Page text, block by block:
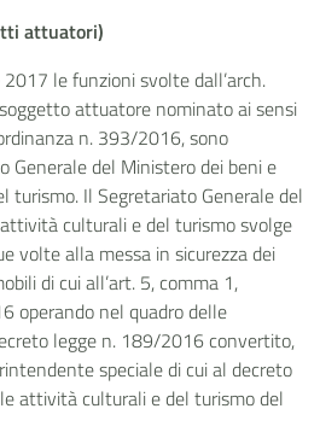
attuatori)
le funzioni svolte dall’arch.
attuatore nominato ai sensi
n. 393/2016, sono
Generale del Ministero dei beni e
Il Segretariato Generale del
culturali e del turismo svolge
volte alla messa in sicurezza dei
di cui all’art. 5, comma 1,
operando nel quadro delle
legge n. 189/2016 convertito,
speciale di cui al decreto
attività culturali e del turismo del